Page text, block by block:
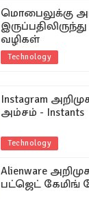
மொபைலுக்கு
வழிகள்
Technology
Instagram
அம்சம் - Instants
Technology
Alienware
பட்ஜெட் கேமிங்